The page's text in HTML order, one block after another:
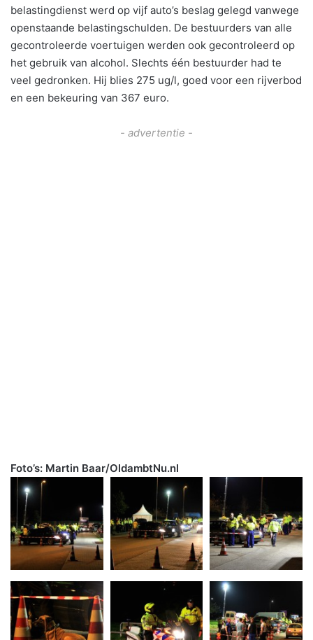
belastingdienst werd op vijf auto’s beslag gelegd vanwege
openstaande belastingschulden. De bestuurders van alle
gecontroleerde voertuigen werden ook gecontroleerd op
het gebruik van alcohol. Slechts één bestuurder had te
veel gedronken. Hij blies 275 ug/l, goed voor een rijverbod
en een bekeuring van 367 euro.
- advertentie -
Foto’s: Martin Baar/OldambtNu.nl